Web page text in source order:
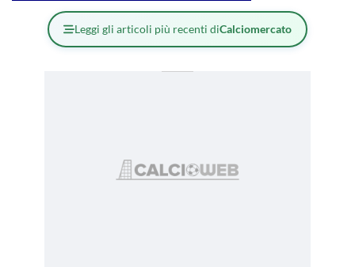
Leggi gli articoli più recenti diCalciomercato